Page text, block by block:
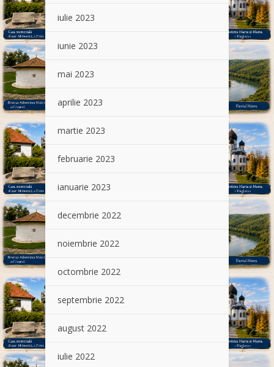
iulie 2023
iunie 2023
mai 2023
aprilie 2023
martie 2023
februarie 2023
ianuarie 2023
decembrie 2022
noiembrie 2022
octombrie 2022
septembrie 2022
august 2022
iulie 2022